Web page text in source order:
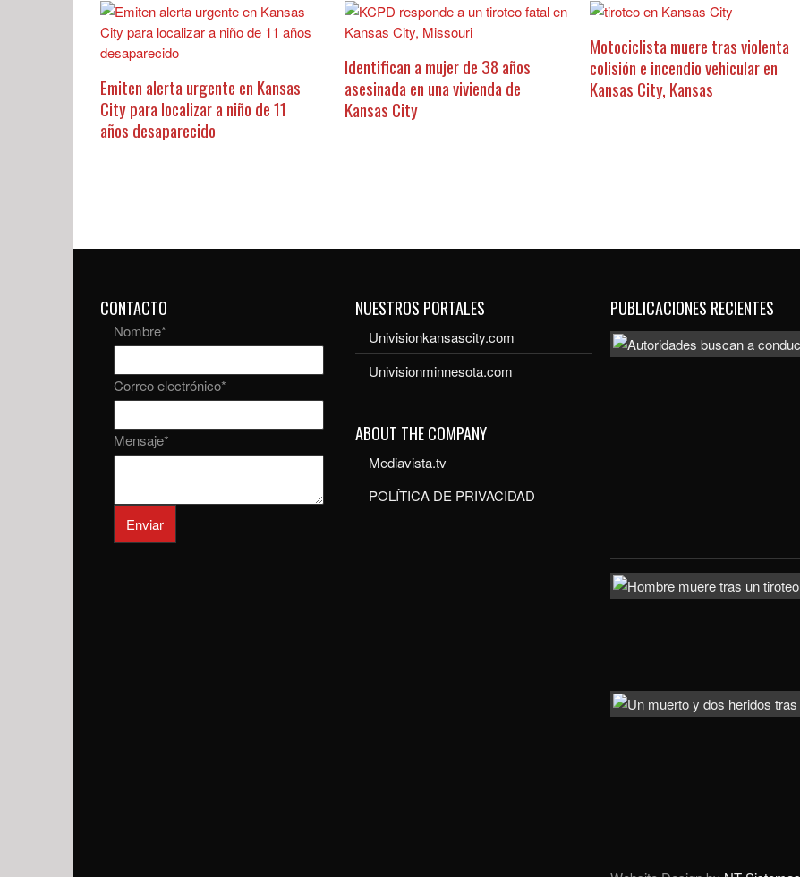
Emiten alerta urgente en Kansas
City para localizar a niño de 11
años desaparecido
Identifican a mujer de 38 años
asesinada en una vivienda de
Kansas City
Motociclista muere tras violenta
colisión e incendio vehicular en
Kansas City, Kansas
CONTACTO
Nombre*
Correo electrónico*
Mensaje*
Enviar
NUESTROS PORTALES
Univisionkansascity.com
Univisionminnesota.com
ABOUT THE COMPANY
Mediavista.tv
POLÍTICA DE PRIVACIDAD
PUBLICACIONES RECIENTES